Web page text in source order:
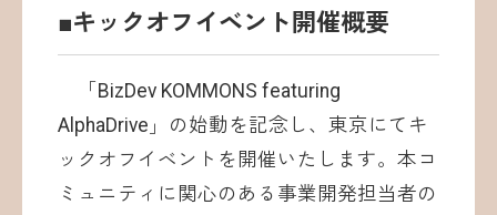
■キックオフイベント開催概要
「BizDev KOMMONS featuring
AlphaDrive」の始動を記念し、東京にてキ
ックオフイベントを開催いたします。本コ
ミュニティに関心のある事業開発担当者の